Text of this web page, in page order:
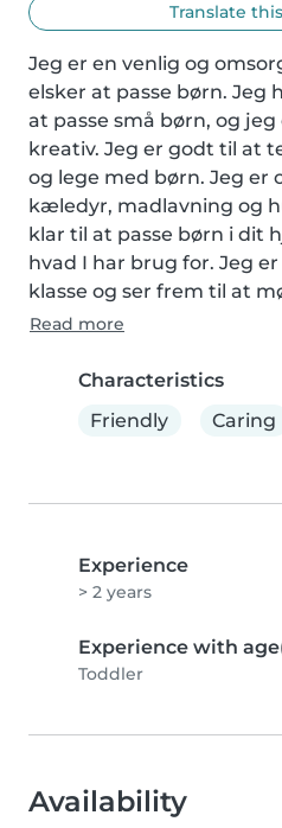
Translate
Jeg er en venlig og
elsker at passe børn. Jeg
at passe små børn, og
kreativ. Jeg er godt til at
og lege med børn. Jeg er
kæledyr, madlavning og
klar til at passe børn i dit
hvad I har brug for. Jeg
klasse og ser frem til at
Read more
Characteristics
Friendly
Caring
Experience
> 2 years
Experience with
Toddler
Availability